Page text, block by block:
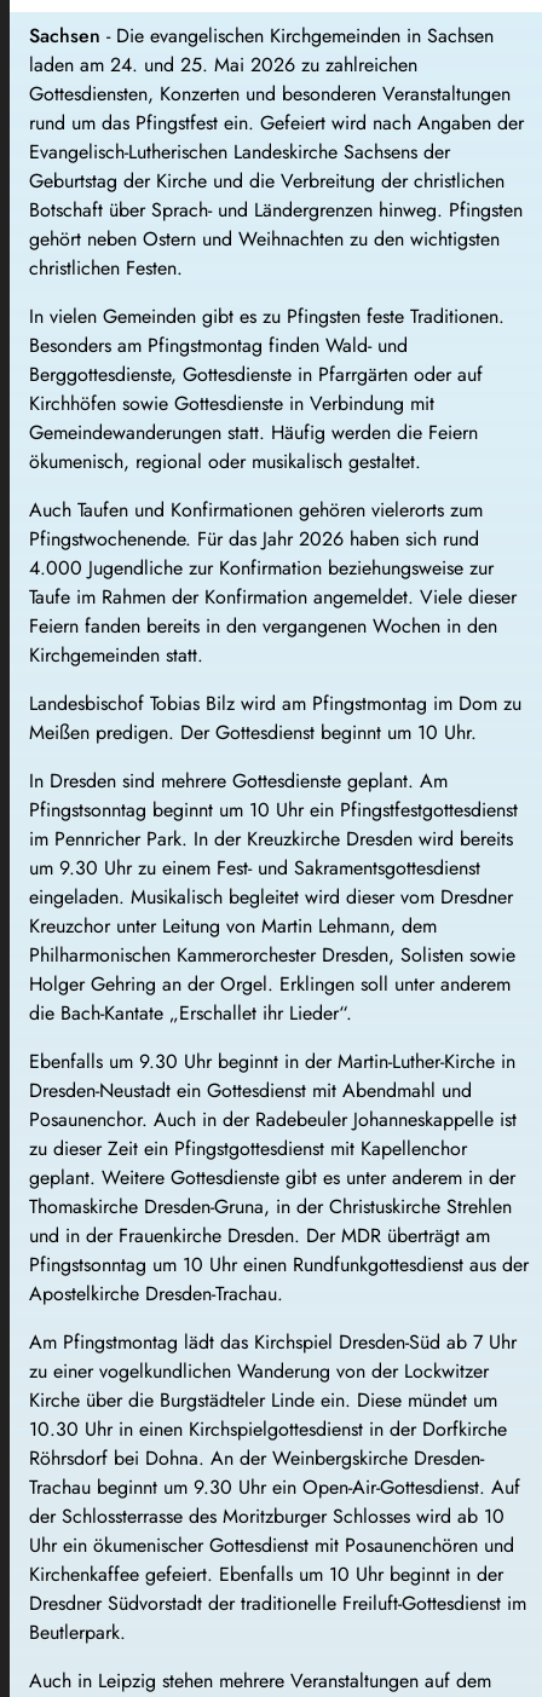
Sachsen - Die evangelischen Kirchgemeinden in Sachsen
laden am 24. und 25. Mai 2026 zu zahlreichen
Gottesdiensten, Konzerten und besonderen Veranstaltungen
rund um das Pfingstfest ein. Gefeiert wird nach Angaben der
Evangelisch-Lutherischen Landeskirche Sachsens der
Geburtstag der Kirche und die Verbreitung der christlichen
Botschaft über Sprach- und Ländergrenzen hinweg. Pfingsten
gehört neben Ostern und Weihnachten zu den wichtigsten
christlichen Festen.
In vielen Gemeinden gibt es zu Pfingsten feste Traditionen.
Besonders am Pfingstmontag finden Wald- und
Berggottesdienste, Gottesdienste in Pfarrgärten oder auf
Kirchhöfen sowie Gottesdienste in Verbindung mit
Gemeindewanderungen statt. Häufig werden die Feiern
ökumenisch, regional oder musikalisch gestaltet.
Auch Taufen und Konfirmationen gehören vielerorts zum
Pfingstwochenende. Für das Jahr 2026 haben sich rund
4.000 Jugendliche zur Konfirmation beziehungsweise zur
Taufe im Rahmen der Konfirmation angemeldet. Viele dieser
Feiern fanden bereits in den vergangenen Wochen in den
Kirchgemeinden statt.
Landesbischof Tobias Bilz wird am Pfingstmontag im Dom zu
Meißen predigen. Der Gottesdienst beginnt um 10 Uhr.
In Dresden sind mehrere Gottesdienste geplant. Am
Pfingstsonntag beginnt um 10 Uhr ein Pfingstfestgottesdienst
im Pennricher Park. In der Kreuzkirche Dresden wird bereits
um 9.30 Uhr zu einem Fest- und Sakramentsgottesdienst
eingeladen. Musikalisch begleitet wird dieser vom Dresdner
Kreuzchor unter Leitung von Martin Lehmann, dem
Philharmonischen Kammerorchester Dresden, Solisten sowie
Holger Gehring an der Orgel. Erklingen soll unter anderem
die Bach-Kantate „Erschallet ihr Lieder“.
Ebenfalls um 9.30 Uhr beginnt in der Martin-Luther-Kirche in
Dresden-Neustadt ein Gottesdienst mit Abendmahl und
Posaunenchor. Auch in der Radebeuler Johanneskappelle ist
zu dieser Zeit ein Pfingstgottesdienst mit Kapellenchor
geplant. Weitere Gottesdienste gibt es unter anderem in der
Thomaskirche Dresden-Gruna, in der Christuskirche Strehlen
und in der Frauenkirche Dresden. Der MDR überträgt am
Pfingstsonntag um 10 Uhr einen Rundfunkgottesdienst aus der
Apostelkirche Dresden-Trachau.
Am Pfingstmontag lädt das Kirchspiel Dresden-Süd ab 7 Uhr
zu einer vogelkundlichen Wanderung von der Lockwitzer
Kirche über die Burgstädteler Linde ein. Diese mündet um
10.30 Uhr in einen Kirchspielgottesdienst in der Dorfkirche
Röhrsdorf bei Dohna. An der Weinbergskirche Dresden-
Trachau beginnt um 9.30 Uhr ein Open-Air-Gottesdienst. Auf
der Schlossterrasse des Moritzburger Schlosses wird ab 10
Uhr ein ökumenischer Gottesdienst mit Posaunenchören und
Kirchenkaffee gefeiert. Ebenfalls um 10 Uhr beginnt in der
Dresdner Südvorstadt der traditionelle Freiluft-Gottesdienst im
Beutlerpark.
Auch in Leipzig stehen mehrere Veranstaltungen auf dem